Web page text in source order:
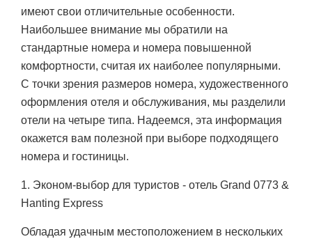
имеют свои отличительные особенности.
Наибольшее внимание мы обратили на
стандартные номера и номера повышенной
комфортности, считая их наиболее популярными.
С точки зрения размеров номера, художественного
оформления отеля и обслуживания, мы разделили
отели на четыре типа. Надеемся, эта информация
окажется вам полезной при выборе подходящего
номера и гостиницы.
1. Эконом-выбор для туристов - отель Grand 0773 &
Hanting Express
Обладая удачным местоположением в нескольких